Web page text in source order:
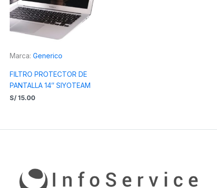
Marca: Generico
FILTRO PROTECTOR DE
PANTALLA 14″ SIYOTEAM
S/ 15.00